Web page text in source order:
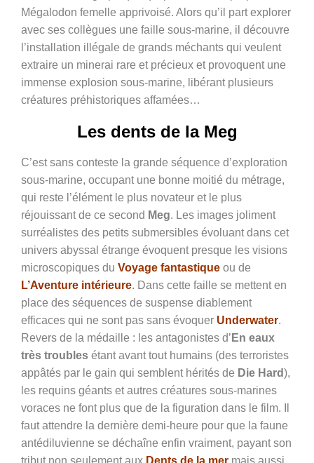
Mégalodon femelle apprivoisé. Alors qu’il part explorer
avec ses collègues une faille sous-marine, il découvre
l’installation illégale de grands méchants qui veulent
extraire un minerai rare et précieux et provoquent une
immense explosion sous-marine, libérant plusieurs
créatures préhistoriques affamées…
Les dents de la Meg
C’est sans conteste la grande séquence d’exploration
sous-marine, occupant une bonne moitié du métrage,
qui reste l’élément le plus novateur et le plus
réjouissant de ce second Meg. Les images joliment
surréalistes des petits submersibles évoluant dans cet
univers abyssal étrange évoquent presque les visions
microscopiques du Voyage fantastique ou de
L’Aventure intérieure. Dans cette faille se mettent en
place des séquences de suspense diablement
efficaces qui ne sont pas sans évoquer Underwater.
Revers de la médaille : les antagonistes d’ En eaux
très troubles étant avant tout humains (des terroristes
appâtés par le gain qui semblent hérités de Die Hard),
les requins géants et autres créatures sous-marines
voraces ne font plus que de la figuration dans le film. Il
faut attendre la dernière demi-heure pour que la faune
antédiluvienne se déchaîne enfin vraiment, payant son
tribut non seulement aux Dents de la mer mais aussi